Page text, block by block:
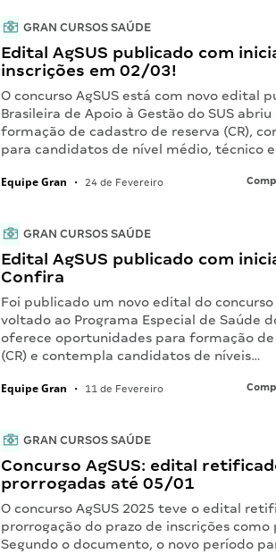
GRAN CURSOS SAÚDE
Edital AgSUS publicado com
inscrições em 02/03!
O concurso AgSUS está com novo edital
Brasileira de Apoio à Gestão do SUS abriu
formação de cadastro de reserva (CR),
para candidatos de nível médio, técnico
Equipe Gran • 24 de Fevereiro
GRAN CURSOS SAÚDE
Edital AgSUS publicado com
Confira
Foi publicado um novo edital do concurso
voltado ao Programa Especial de Saúde
oferece oportunidades para formação
(CR) e contempla candidatos de níveis…
Equipe Gran • 11 de Fevereiro
GRAN CURSOS SAÚDE
Concurso AgSUS: edital
prorrogadas até 05/01
O concurso AgSUS 2025 teve o edital
prorrogação do prazo de inscrições
Segundo o documento, o novo período